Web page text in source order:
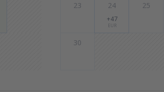
23 24
+47
EUR
25
30